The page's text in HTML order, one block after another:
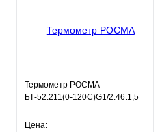
Термометр РОСМА
БТ-52.211(0-120С)G1/2.46.1,5
Цена: